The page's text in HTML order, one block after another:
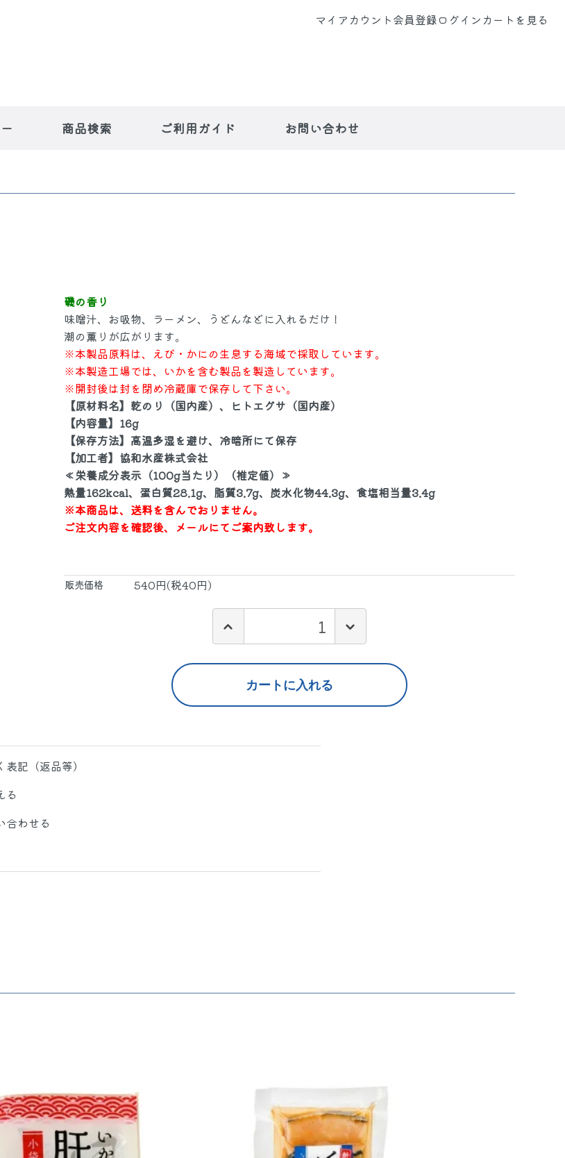
マイアカウント会員登録ログイン カートを見る
自社加工品 鮭・鱒
漬魚
物産品 海藻・乾物
お米
商品検索 ご利用ガイド お問い合わせ
磯の香り
味噌汁、お吸物、ラーメン、うどんなどに入れるだけ！
潮の薫りが広がります。
※本製品原料は、えび・かにの生息する海域で採取しています。
※本製造工場では、いかを含む製品を製造しています。
※開封後は封を閉め冷蔵庫で保存して下さい。
【原材料名】乾のり（国内産）、ヒトエグサ（国内産）
【内容量】16g
【保存方法】高温多湿を避け、冷暗所にて保存
【加工者】協和水産株式会社
≪栄養成分表示（100g当たり）（推定値）≫
熱量162kcal、蛋白質28.1g、脂質3.7g、炭水化物44.3g、食塩相当量3.4g
※本商品は、送料を含んでおりません。
ご注文内容を確認後、メールにてご案内致します。
販売価格 540円(税40円)
カートに入れる
記（返品等）
る
合わせる